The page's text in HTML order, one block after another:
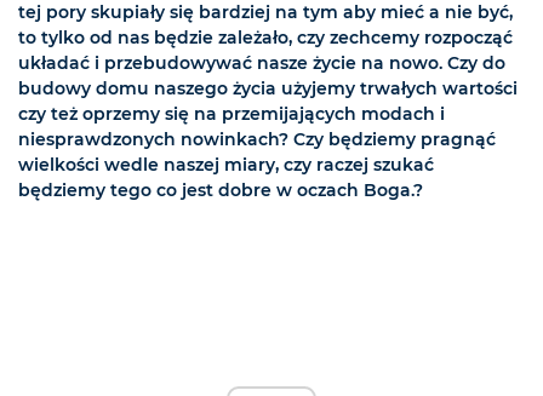
tej pory skupiały się bardziej na tym aby mieć a nie być,
to tylko od nas będzie zależało, czy zechcemy rozpocząć
układać i przebudowywać nasze życie na nowo. Czy do
budowy domu naszego życia użyjemy trwałych wartości
czy też oprzemy się na przemijających modach i
niesprawdzonych nowinkach? Czy będziemy pragnąć
wielkości wedle naszej miary, czy raczej szukać
będziemy tego co jest dobre w oczach Boga.?